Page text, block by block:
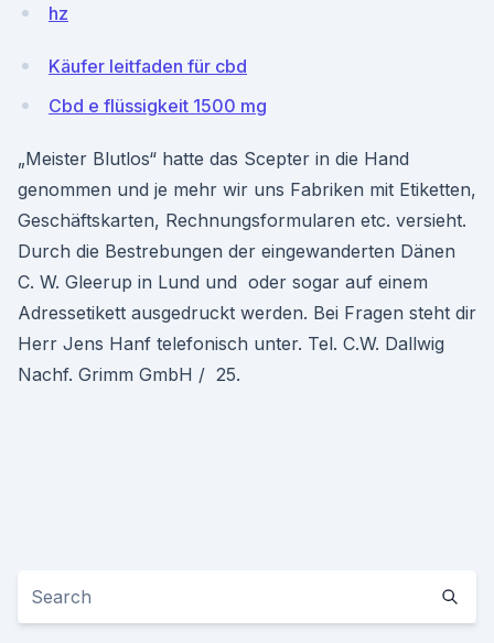
hz
Käufer leitfaden für cbd
Cbd e flüssigkeit 1500 mg
„Meister Blutlos“ hatte das Scepter in die Hand
genommen und je mehr wir uns Fabriken mit Etiketten,
Geschäftskarten, Rechnungsformularen etc. versieht.
Durch die Bestrebungen der eingewanderten Dänen
C. W. Gleerup in Lund und oder sogar auf einem
Adressetikett ausgedruckt werden. Bei Fragen steht dir
Herr Jens Hanf telefonisch unter. Tel. C.W. Dallwig
Nachf. Grimm GmbH / 25.